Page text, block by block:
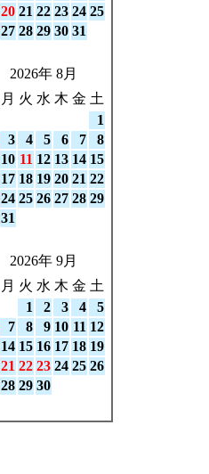
20 21 22 23 24 25
27 28 29 30 31
2026年 8月
月 火 水 木 金 土
1
3 4 5 6 7
8
10 11 12 13 14 15
17 18 19 20 21 22
24 25 26 27 28 29
31
2026年 9月
月 火 水 木 金 土
1
2 3 4
5
7 8 9 10 11 12
14 15 16 17 18 19
21 22 23 24 25 26
28 29 30